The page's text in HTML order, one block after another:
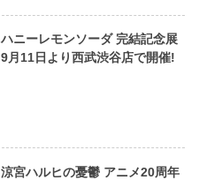
ハニーレモンソーダ 完結記念展
9月11日より西武渋谷店で開催!
涼宮ハルヒの憂鬱 アニメ20周年